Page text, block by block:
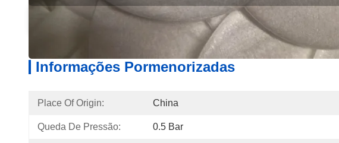
Informações Pormenorizadas Descrição Do Produto
Informações Pormenorizadas
Place Of Origin: China
Queda De Pressão: 0.5 Bar